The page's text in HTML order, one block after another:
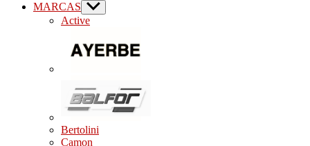
MARCAS Show
sub
menu
Active
Bertolini
Camon